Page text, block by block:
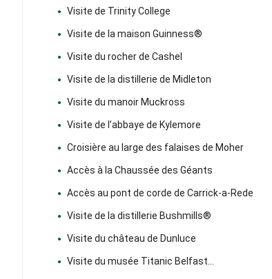
Visite de Trinity College
Visite de la maison Guinness®
Visite du rocher de Cashel
Visite de la distillerie de Midleton
Visite du manoir Muckross
Visite de l’abbaye de Kylemore
Croisière au large des falaises de Moher
Accès à la Chaussée des Géants
Accès au pont de corde de Carrick-a-Rede
Visite de la distillerie Bushmills®
Visite du château de Dunluce
Visite du musée Titanic Belfast…